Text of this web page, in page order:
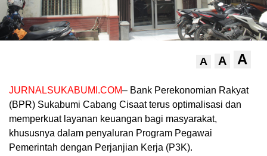
A A A
JURNALSUKABUMI.COM– Bank Perekonomian Rakyat
(BPR) Sukabumi Cabang Cisaat terus optimalisasi dan
memperkuat layanan keuangan bagi masyarakat,
khususnya dalam penyaluran Program Pegawai
Pemerintah dengan Perjanjian Kerja (P3K).